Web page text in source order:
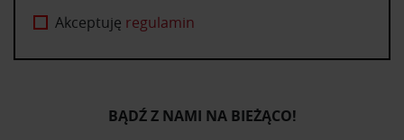
Akceptuję regulamin
BĄDŹ Z NAMI NA BIEŻĄCO!